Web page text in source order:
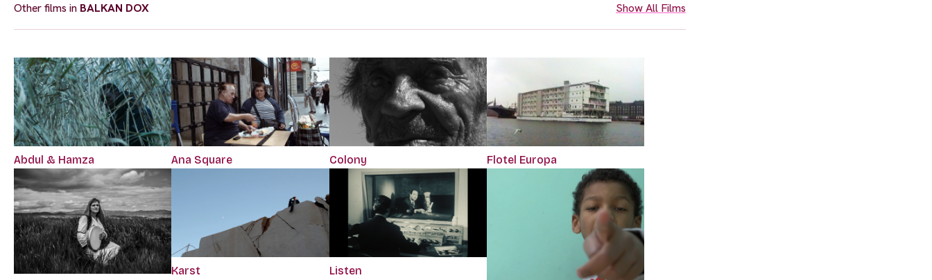
Other films in BALKAN DOX Show All Films
Abdul & Hamza Ana Square Colony Flotel Europa
Karst Listen